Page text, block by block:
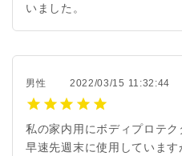
いました。
男性 2022/03/15 11:32:44
私の家内用にボディプロテク
早速先週末に使用しています